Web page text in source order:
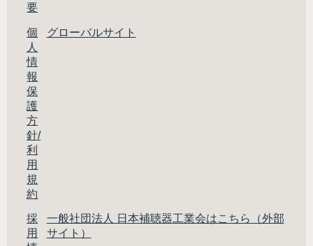
要
個
人
情
報
保
護
方
針/
利
用
規
約
グローバルサイト
採
用
一般社団法人 日本補聴器工業会はこちら（外部
サイト）